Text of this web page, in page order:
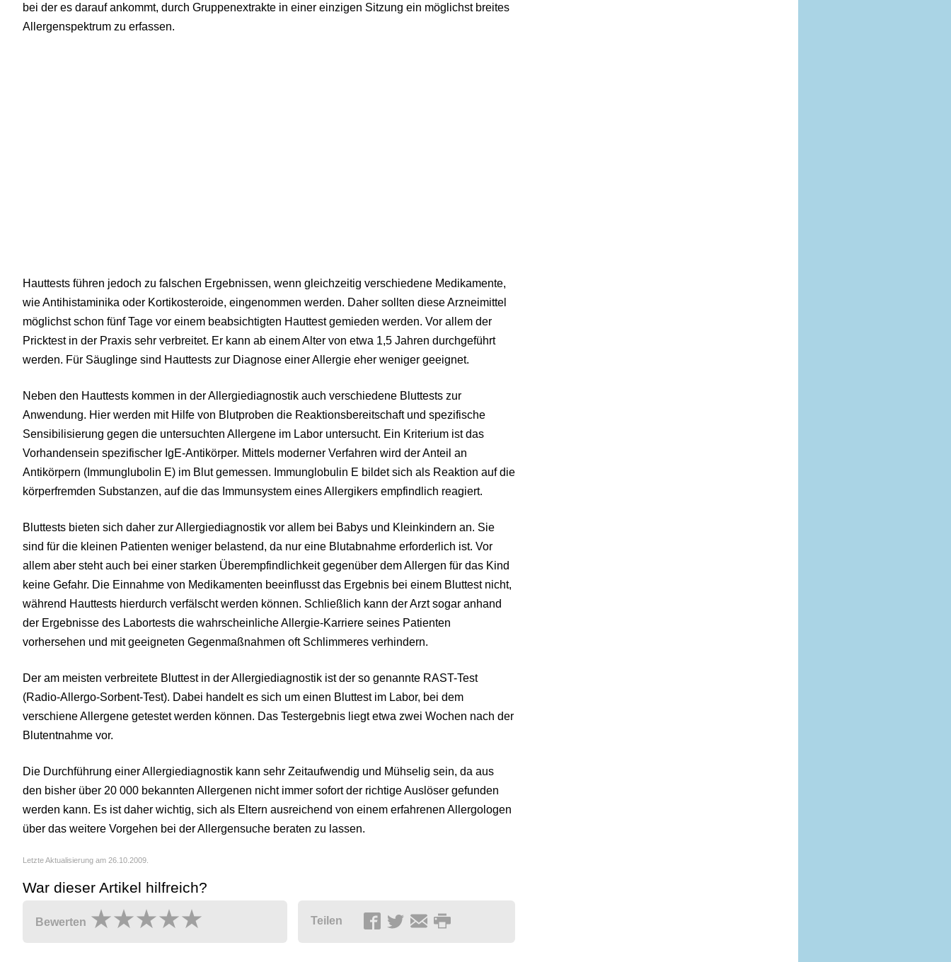
bei der es darauf ankommt, durch Gruppenextrakte in einer einzigen Sitzung ein möglichst breites
Allergenspektrum zu erfassen.
Hauttests führen jedoch zu falschen Ergebnissen, wenn gleichzeitig verschiedene Medikamente,
wie Antihistaminika oder Kortikosteroide, eingenommen werden. Daher sollten diese Arzneimittel
möglichst schon fünf Tage vor einem beabsichtigten Hauttest gemieden werden. Vor allem der
Pricktest in der Praxis sehr verbreitet. Er kann ab einem Alter von etwa 1,5 Jahren durchgeführt
werden. Für Säuglinge sind Hauttests zur Diagnose einer Allergie eher weniger geeignet.
Neben den Hauttests kommen in der Allergiediagnostik auch verschiedene Bluttests zur
Anwendung. Hier werden mit Hilfe von Blutproben die Reaktionsbereitschaft und spezifische
Sensibilisierung gegen die untersuchten Allergene im Labor untersucht. Ein Kriterium ist das
Vorhandensein spezifischer IgE-Antikörper. Mittels moderner Verfahren wird der Anteil an
Antikörpern (Immunglubolin E) im Blut gemessen. Immunglobulin E bildet sich als Reaktion auf die
körperfremden Substanzen, auf die das Immunsystem eines Allergikers empfindlich reagiert.
Bluttests bieten sich daher zur Allergiediagnostik vor allem bei Babys und Kleinkindern an. Sie
sind für die kleinen Patienten weniger belastend, da nur eine Blutabnahme erforderlich ist. Vor
allem aber steht auch bei einer starken Überempfindlichkeit gegenüber dem Allergen für das Kind
keine Gefahr. Die Einnahme von Medikamenten beeinflusst das Ergebnis bei einem Bluttest nicht,
während Hauttests hierdurch verfälscht werden können. Schließlich kann der Arzt sogar anhand
der Ergebnisse des Labortests die wahrscheinliche Allergie-Karriere seines Patienten
vorhersehen und mit geeigneten Gegenmaßnahmen oft Schlimmeres verhindern.
Der am meisten verbreitete Bluttest in der Allergiediagnostik ist der so genannte RAST-Test
(Radio-Allergo-Sorbent-Test). Dabei handelt es sich um einen Bluttest im Labor, bei dem
verschiene Allergene getestet werden können. Das Testergebnis liegt etwa zwei Wochen nach der
Blutentnahme vor.
Die Durchführung einer Allergiediagnostik kann sehr Zeitaufwendig und Mühselig sein, da aus
den bisher über 20 000 bekannten Allergenen nicht immer sofort der richtige Auslöser gefunden
werden kann. Es ist daher wichtig, sich als Eltern ausreichend von einem erfahrenen Allergologen
über das weitere Vorgehen bei der Allergensuche beraten zu lassen.
Letzte Aktualisierung am 26.10.2009.
War dieser Artikel hilfreich?
Bewerten Teilen